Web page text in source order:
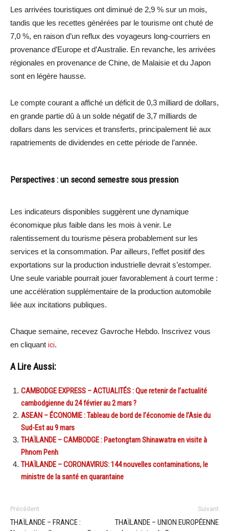
Les arrivées touristiques ont diminué de 2,9 % sur un mois,
tandis que les recettes générées par le tourisme ont chuté de
7,0 %, en raison d’un reflux des voyageurs long-courriers en
provenance d’Europe et d’Australie. En revanche, les arrivées
régionales en provenance de Chine, de Malaisie et du Japon
sont en légère hausse.
Le compte courant a affiché un déficit de 0,3 milliard de dollars,
en grande partie dû à un solde négatif de 3,7 milliards de
dollars dans les services et transferts, principalement lié aux
rapatriements de dividendes en cette période de l’année.
Perspectives : un second semestre sous pression
Les indicateurs disponibles suggèrent une dynamique
économique plus faible dans les mois à venir. Le
ralentissement du tourisme pèsera probablement sur les
services et la consommation. Par ailleurs, l’effet positif des
exportations sur la production industrielle devrait s’estomper.
Une seule variable pourrait jouer favorablement à court terme :
une accélération supplémentaire de la production automobile
liée aux incitations publiques.
Chaque semaine, recevez Gavroche Hebdo. Inscrivez vous
en cliquant ici.
A Lire Aussi:
CAMBODGE EXPRESS – ACTUALITÉS : Que retenir de l’actualité
cambodgienne du 24 février au 2 mars ?
ASEAN – ÉCONOMIE : Tableau de bord de l’économie de l’Asie du
Sud-Est au 9 mars
THAÏLANDE – CAMBODGE : Paetongtarn Shinawatra en visite à
Phnom Penh
THAÏLANDE – CORONAVIRUS: 144 nouvelles contaminations, le
ministre de la santé en quarantaine
Précédent
THAÏLANDE – FRANCE :
Suivant
THAÏLANDE – UNION EUROPÉENNE